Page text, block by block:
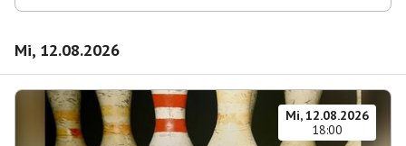
Mi, 12.08.2026
Mi, 12.08.2026
18:00